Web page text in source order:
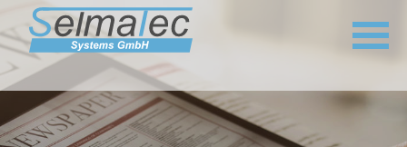
Navigation
überspringen